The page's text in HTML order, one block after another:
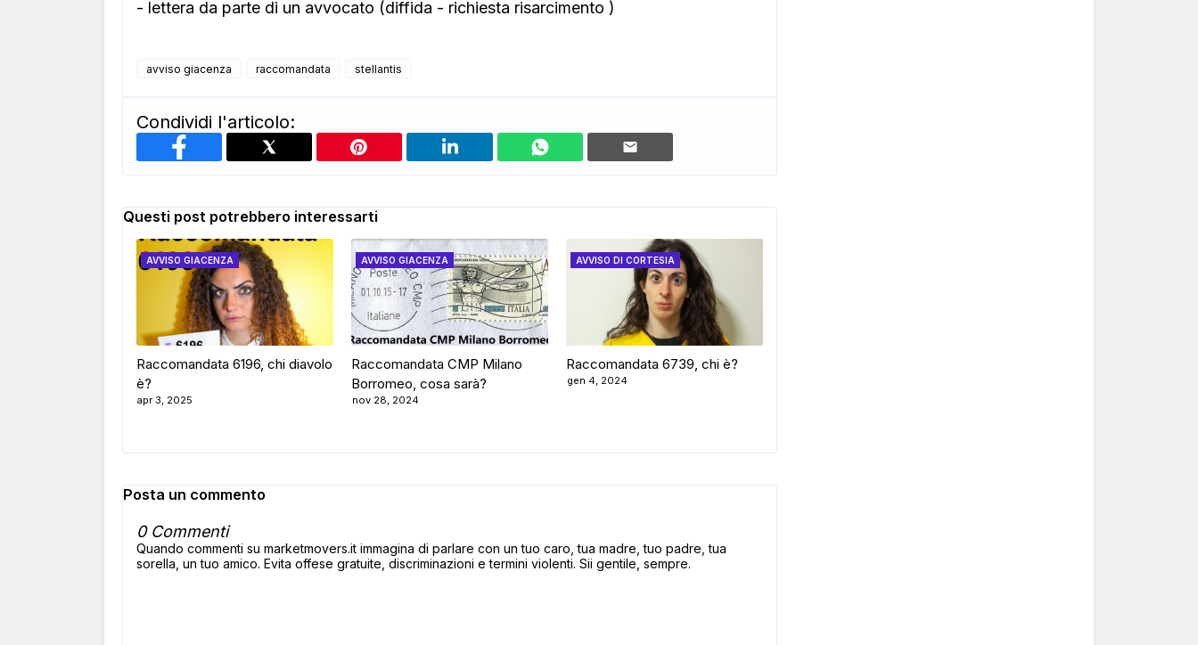
- lettera da parte di un avvocato (diffida - richiesta risarcimento )
avviso giacenza raccomandata stellantis
Condividi l'articolo:
Questi post potrebbero interessarti
AVVISO GIACENZA
Raccomandata 6196, chi diavolo
è?
apr 3, 2025
AVVISO GIACENZA
Raccomandata CMP Milano
Borromeo, cosa sarà?
nov 28, 2024
AVVISO DI CORTESIA
Raccomandata 6739, chi è?
gen 4, 2024
Posta un commento
0 Commenti
Quando commenti su marketmovers.it immagina di parlare con un tuo caro, tua madre, tuo padre, tua
sorella, un tuo amico. Evita offese gratuite, discriminazioni e termini violenti. Sii gentile, sempre.